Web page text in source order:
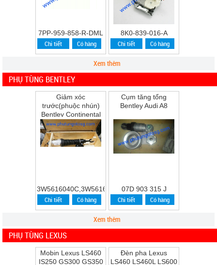
7PP-959-858-R-DML
Chi tiết Có hàng
8K0-839-016-A
Chi tiết Có hàng
Xem thêm
PHỤ TÙNG BENTLEY
Giảm xóc
trước(phuộc nhún)
Bentley Continental
Flying Spur Speed
năm 2009
3W5616040C,3W5616039C
Chi tiết Có hàng
Cụm tăng tổng
Bentley Audi A8
07D 903 315 J
Chi tiết Có hàng
Xem thêm
PHỤ TÙNG LEXUS
Mobin Lexus LS460
IS250 GS300 GS350
Đèn pha Lexus
LS460 LS460L LS600